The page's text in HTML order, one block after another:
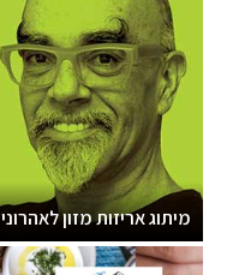
מיתוג אריזות מזון לאהרוני